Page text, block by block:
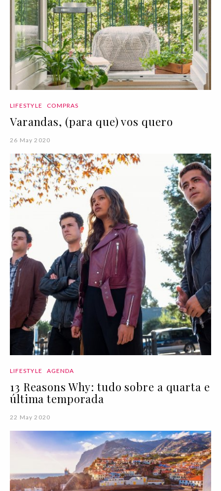
LIFESTYLE COMPRAS
Varandas, (para que) vos quero
26 May 2020
LIFESTYLE AGENDA
13 Reasons Why: tudo sobre a quarta e
última temporada
22 May 2020